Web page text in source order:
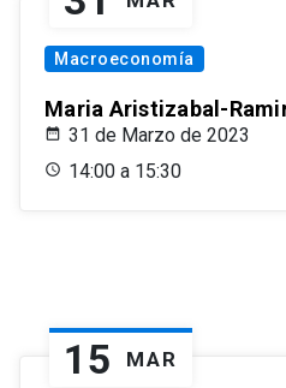
Macroeconomía
Maria Aristizabal-
31 de Marzo de 2023
14:00 a 15:30
15 MAR